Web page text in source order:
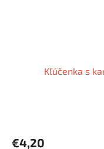
Kľúčenka s
€4,20